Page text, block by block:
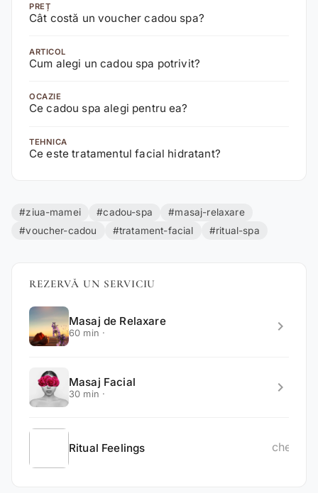
PREȚ
Cât costă un voucher cadou spa?
ARTICOL
Cum alegi un cadou spa potrivit?
OCAZIE
Ce cadou spa alegi pentru ea?
TEHNICA
Ce este tratamentul facial hidratant?
#ziua-mamei #cadou-spa
#masaj-relaxare
#voucher-cadou
#tratament-facial #ritual-spa
REZERVĂ UN SERVICIU
Masaj de Relaxare
60 min · chevron_right
Masaj Facial
30 min · chevron_right
Ritual Feelings